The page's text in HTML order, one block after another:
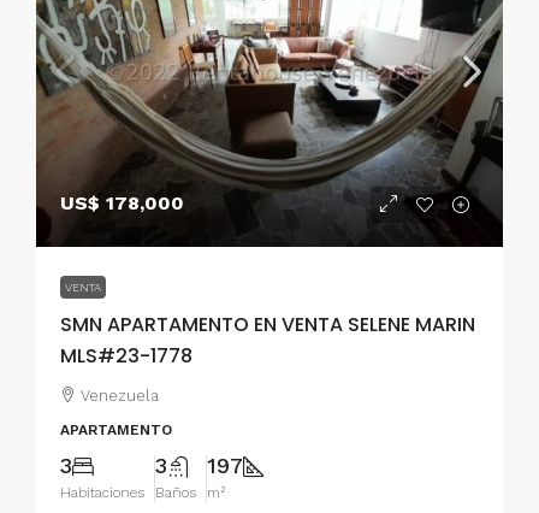
US$ 178,000
VENTA
SMN APARTAMENTO EN VENTA SELENE MARIN
MLS#23-1778
Venezuela
APARTAMENTO
3
Habitaciones
3
Baños
197
m²